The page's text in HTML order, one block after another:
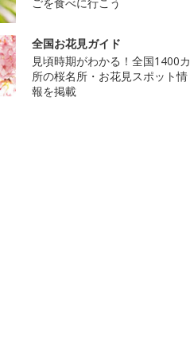
全国お花見ガイド
見頃時期がわかる！全国1400カ
所の桜名所・お花見スポット情
報を掲載